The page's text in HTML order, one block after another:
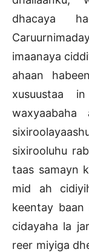
dhacaya
imaanaya
ahaan
xusuustaa
waxyaabaha
sixirooluhu
taas samayn
mid ah
keentay
cidayaha la
reer miyiga